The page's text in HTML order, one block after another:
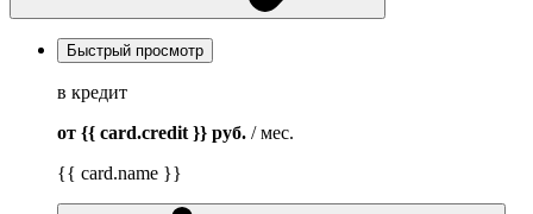
Быстрый просмотр
в кредит
от {{ card.credit }} руб. / мес.
{{ card.name }}